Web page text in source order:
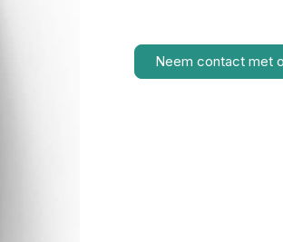
Neem contact met